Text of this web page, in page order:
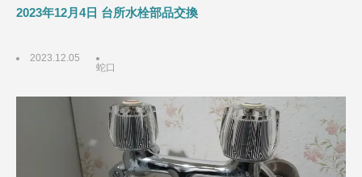
2023年12月4日 台所水栓部品交換
2023.12.05
蛇口